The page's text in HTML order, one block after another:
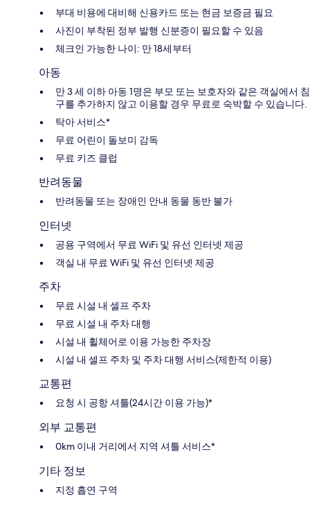
부대 비용에 대비해 신용카드 또는 현금 보증금 필요
사진이 부착된 정부 발행 신분증이 필요할 수 있음
체크인 가능한 나이: 만 18세부터
아동
만 3 세 이하 아동 1명은 부모 또는 보호자와 같은 객실에서 침
구를 추가하지 않고 이용할 경우 무료로 숙박할 수 있습니다.
탁아 서비스*
무료 어린이 돌보미 감독
무료 키즈 클럽
반려동물
반려동물 또는 장애인 안내 동물 동반 불가
인터넷
공용 구역에서 무료 WiFi 및 유선 인터넷 제공
객실 내 무료 WiFi 및 유선 인터넷 제공
주차
무료 시설 내 셀프 주차
무료 시설 내 주차 대행
시설 내 휠체어로 이용 가능한 주차장
시설 내 셀프 주차 및 주차 대행 서비스(제한적 이용)
교통편
요청 시 공항 셔틀(24시간 이용 가능)*
외부 교통편
0km 이내 거리에서 지역 셔틀 서비스*
기타 정보
지정 흡연 구역